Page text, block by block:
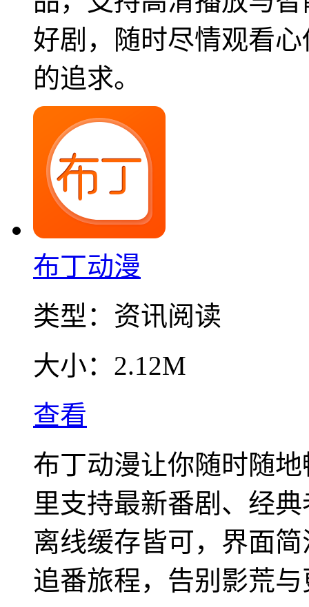
好剧，随时尽情观看
的追求。
​布丁动漫
类型： 资讯阅读
大小： 2.12M
查看
布丁动漫让你随时随
里支持最新番剧、经
离线缓存皆可，界面
追番旅程，告别影荒